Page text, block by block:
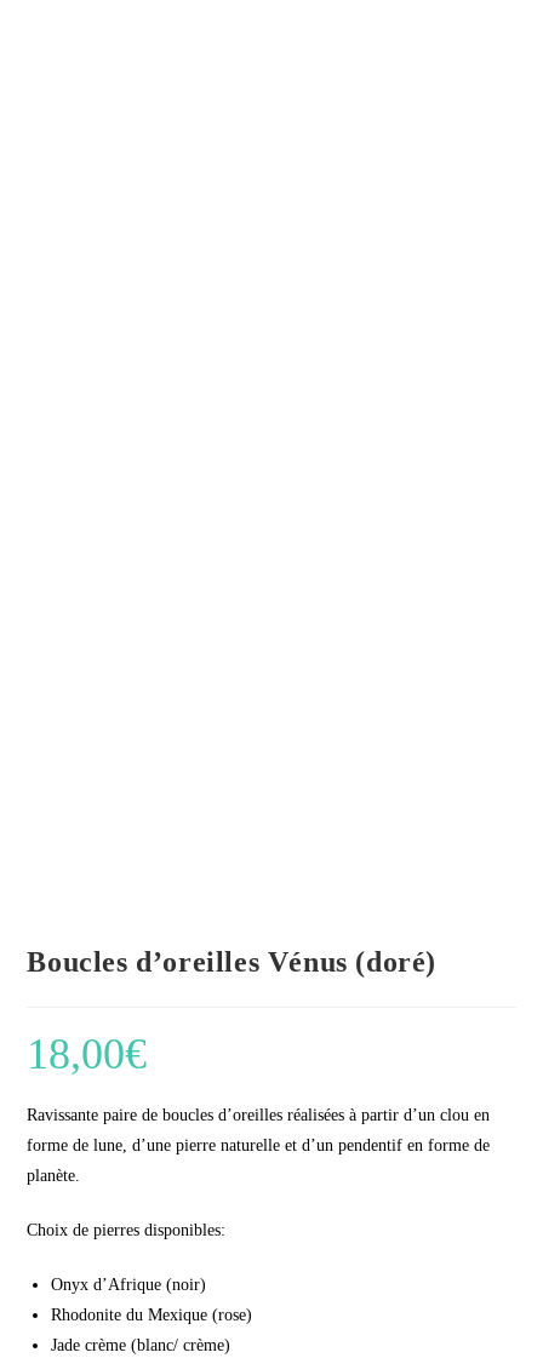
Boucles d’oreilles Vénus (doré)
18,00€
Ravissante paire de boucles d’oreilles réalisées à partir d’un clou en
forme de lune, d’une pierre naturelle et d’un pendentif en forme de
planète.
Choix de pierres disponibles:
Onyx d’Afrique (noir)
Rhodonite du Mexique (rose)
Jade crème (blanc/ crème)